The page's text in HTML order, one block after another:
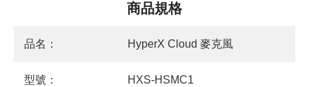
商品規格
品名： HyperX Cloud 麥克風
型號： HXS-HSMC1